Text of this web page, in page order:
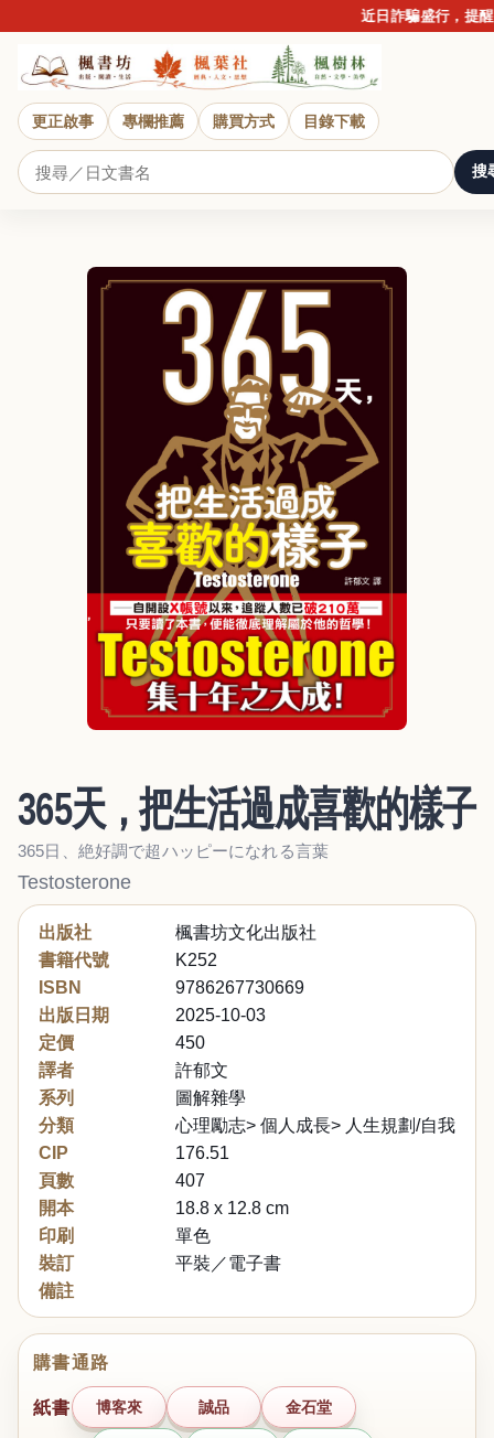
近日詐騙盛行，提醒讀者
更正啟事 專欄推薦 購買方式 目錄下載
搜
365天，把生活過成喜歡的樣子
365日、絶好調で超ハッピーになれる言葉
Testosterone
出版社
楓書坊文化出版社
書籍代號
K252
ISBN
9786267730669
出版日期
2025-10-03
定價
450
譯者
許郁文
系列
圖解雜學
分類
心理勵志> 個人成長> 人生規劃/自我改變
CIP
176.51
頁數
407
開本
18.8 x 12.8 cm
印刷
單色
裝訂
平裝／電子書
備註
購書通路
紙書 博客來 誠品 金石堂